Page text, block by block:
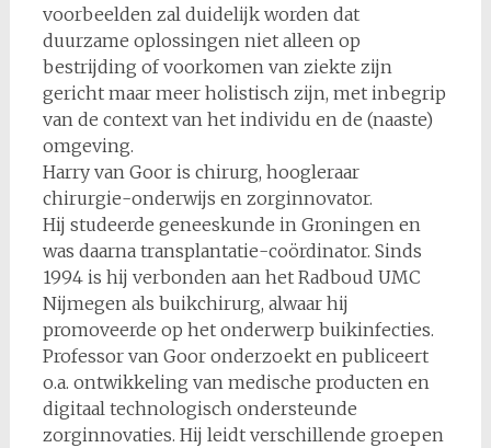
voorbeelden zal duidelijk worden dat
duurzame oplossingen niet alleen op
bestrijding of voorkomen van ziekte zijn
gericht maar meer holistisch zijn, met inbegrip
van de context van het individu en de (naaste)
omgeving.
Harry van Goor is chirurg, hoogleraar
chirurgie-onderwijs en zorginnovator.
Hij studeerde geneeskunde in Groningen en
was daarna transplantatie-coördinator. Sinds
1994 is hij verbonden aan het Radboud UMC
Nijmegen als buikchirurg, alwaar hij
promoveerde op het onderwerp buikinfecties.
Professor van Goor onderzoekt en publiceert
o.a. ontwikkeling van medische producten en
digitaal technologisch ondersteunde
zorginnovaties. Hij leidt verschillende groepen